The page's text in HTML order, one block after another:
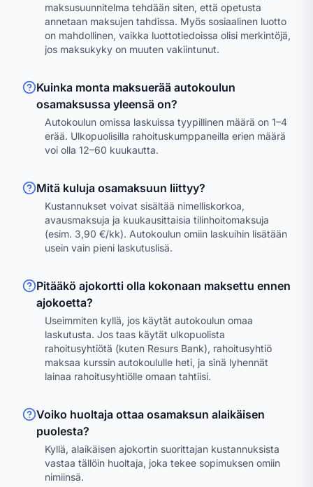
maksusuunnitelma tehdään siten, että opetusta
annetaan maksujen tahdissa. Myös sosiaalinen luotto
on mahdollinen, vaikka luottotiedoissa olisi merkintöjä,
jos maksukyky on muuten vakiintunut.
Kuinka monta maksuerää autokoulun
osamaksussa yleensä on?
Autokoulun omissa laskuissa tyypillinen määrä on 1–4
erää. Ulkopuolisilla rahoituskumppaneilla erien määrä
voi olla 12–60 kuukautta.
Mitä kuluja osamaksuun liittyy?
Kustannukset voivat sisältää nimelliskorkoa,
avausmaksuja ja kuukausittaisia tilinhoitomaksuja
(esim. 3,90 €/kk). Autokoulun omiin laskuihin lisätään
usein vain pieni laskutuslisä.
Pitääkö ajokortti olla kokonaan maksettu ennen
ajokoetta?
Useimmiten kyllä, jos käytät autokoulun omaa
laskutusta. Jos taas käytät ulkopuolista
rahoitusyhtiötä (kuten Resurs Bank), rahoitusyhtiö
maksaa kurssin autokoululle heti, ja sinä lyhennät
lainaa rahoitusyhtiölle omaan tahtiisi.
Voiko huoltaja ottaa osamaksun alaikäisen
puolesta?
Kyllä, alaikäisen ajokortin suorittajan kustannuksista
vastaa tällöin huoltaja, joka tekee sopimuksen omiin
nimiinsä.